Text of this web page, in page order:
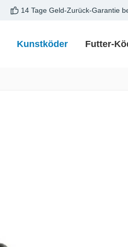
14 Tage Geld-Zurück-Garantie
Kunstköder Futter-